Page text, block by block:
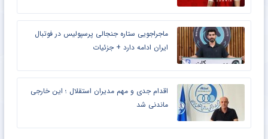
ماجراجویی ستاره جنجالی پرسپولیس در فوتبال
ایران ادامه دارد + جزئیات
اقدام جدی و مهم مدیران استقلال ؛ این خارجی
ماندنی شد